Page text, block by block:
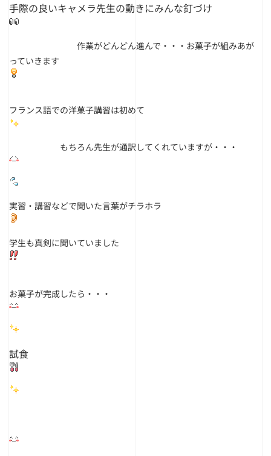
手際の良いキャメラ先生の動きにみんな釘づけ
作業がどんどん進んで・・・お菓子が組みあが
っていきます
フランス語での洋菓子講習は初めて
もちろん先生が通訳してくれていますが・・・
実習・講習などで聞いた言葉がチラホラ
学生も真剣に聞いていました
お菓子が完成したら・・・
試食